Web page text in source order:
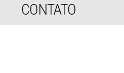
CONTATO